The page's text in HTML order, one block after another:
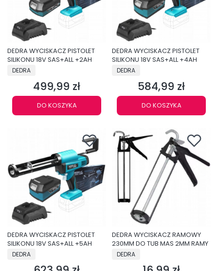
DEDRA WYCISKACZ PISTOLET
SILIKONU 18V SAS+ALL +2AH
PRODUCENT
DEDRA
Cena
499,99 zł
DO KOSZYKA
DEDRA WYCISKACZ PISTOLET
SILIKONU 18V SAS+ALL +4AH
PRODUCENT
DEDRA
Cena
584,99 zł
DO KOSZYKA
DEDRA WYCISKACZ PISTOLET
SILIKONU 18V SAS+ALL +5AH
PRODUCENT
DEDRA
DEDRA WYCISKACZ RAMOWY
230MM DO TUB MAS 2MM RAMY
PRODUCENT
DEDRA